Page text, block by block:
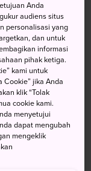
untuk
Prefektur
kereta
dari
seberang
Anda
audiens situs
personalisasi yang
dan untuk
informasi
pihak ketiga.
kami untuk
Cookie” jika Anda
klik “Tolak
cookie kami.
menyetujui
dapat mengubah
mengeklik